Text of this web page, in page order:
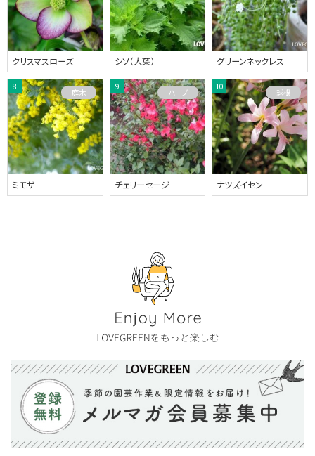
クリスマスローズ シソ（大葉） グリーンネックレス
ミモザ
庭木
チェリーセージ
ハーブ
ナツズイセン
球根